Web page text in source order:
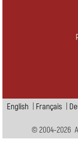
English Français
© 2004-2026